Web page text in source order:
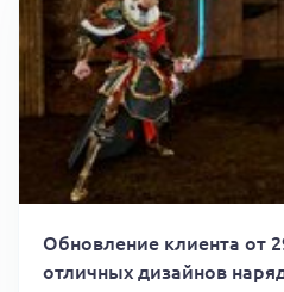
Обновление клиента от
отличных дизайнов